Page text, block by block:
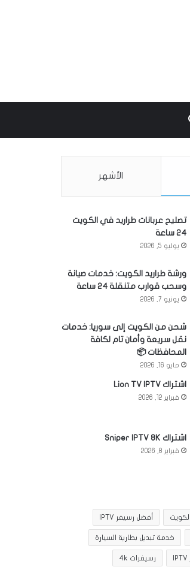
بحث عن
الأشهر
تصليح عربانات طراريد في الكويت
24 ساعة
يوليو 5, 2026
ورشة طراريد الكويت: خدمات صيانة
وسحب قوارب متنقلة 24 ساعة
يونيو 7, 2026
شحن من الكويت إلى سوريا: خدمات
نقل سريعة وأمان تام لكافة
المحافظات 📦
مايو 16, 2026
اشتراك Lion TV IPTV
فبراير 12, 2026
اشتراك Sniper IPTV 8K
فبراير 8, 2026
أفضل رسيفر IPTV
خدمة تبديل بطارية السيارة
رسيفرات 4k